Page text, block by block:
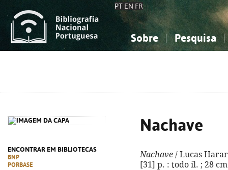
PT EN FR
Sobre Pesquisa
ENCONTRAR EM BIBLIOTECAS
BNP
PORBASE
Nachave
Nachave / Lucas
[31] p. : todo il. ; 28